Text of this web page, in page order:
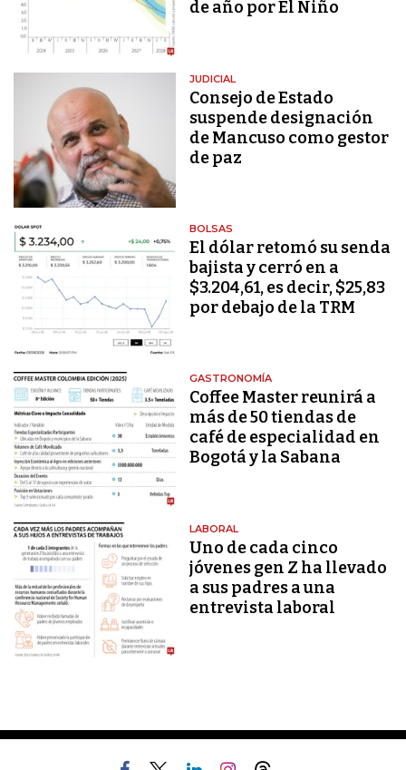
de año por El Niño
JUDICIAL
Consejo de Estado
suspende designación
de Mancuso como gestor
de paz
BOLSAS
El dólar retomó su senda
bajista y cerró en a
$3.204,61, es decir, $25,83
por debajo de la TRM
GASTRONOMÍA
Coffee Master reunirá a
más de 50 tiendas de
café de especialidad en
Bogotá y la Sabana
LABORAL
Uno de cada cinco
jóvenes gen Z ha llevado
a sus padres a una
entrevista laboral